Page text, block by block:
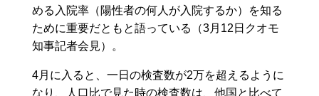
める入院率（陽性者の何人が入院するか）を知る
ために重要だともと語っている（3月12日クオモ
知事記者会見）。
4月に入ると、一日の検査数が2万を超えるように
なり、人口比で見た時の検査数は、他国と比べて